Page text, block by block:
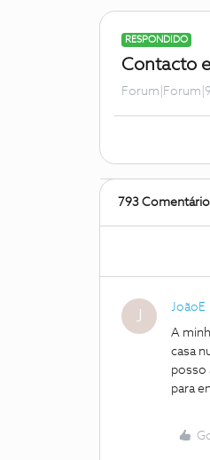
RESPONDIDO
Contacto
793
J JoãoE
A
casa
posso
para